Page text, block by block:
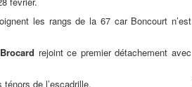
les rangs de la 67 car Boncourt n’est
Brocard rejoint ce premier détachement avec
de l’escadrille.